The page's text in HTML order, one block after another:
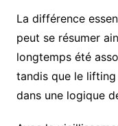
La différence
peut se résumer
longtemps été
tandis que le lifting
dans une logique